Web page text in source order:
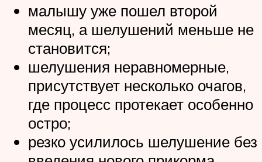
малышу уже пошел второй
месяц, а шелушений меньше не
становится;
шелушения неравномерные,
присутствует несколько очагов,
где процесс протекает особенно
остро;
резко усилилось шелушение без